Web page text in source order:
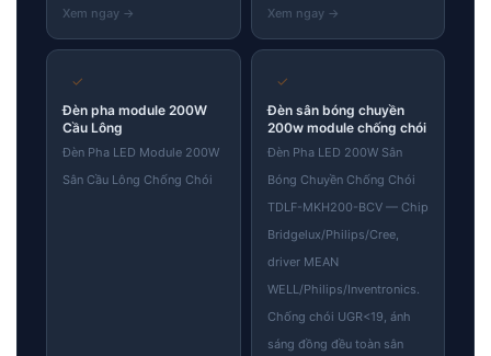
✓
Đèn pha module 200W
Cầu Lông
Đèn Pha LED Module 200W
Sân Cầu Lông Chống Chói
✓
Đèn sân bóng chuyền
200w module chống chói
Đèn Pha LED 200W Sân
Bóng Chuyền Chống Chói
TDLF-MKH200-BCV — Chip
Bridgelux/Philips/Cree,
driver MEAN
WELL/Philips/Inventronics.
Chống chói UGR<19, ánh
sáng đồng đều toàn sân